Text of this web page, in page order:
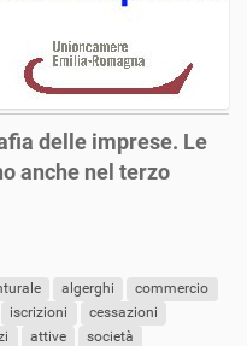
delle imprese. Le
anche nel terzo
algerghi
commercio
iscrizioni
cessazioni
attive
società